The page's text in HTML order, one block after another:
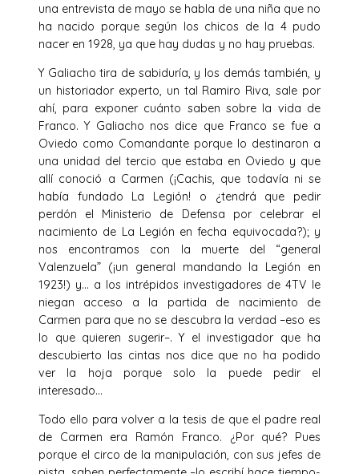
una entrevista de mayo se habla de una niña que no
ha nacido porque según los chicos de la 4 pudo
nacer en 1928, ya que hay dudas y no hay pruebas.
Y Galiacho tira de sabiduría, y los demás también, y
un historiador experto, un tal Ramiro Riva, sale por
ahí, para exponer cuánto saben sobre la vida de
Franco. Y Galiacho nos dice que Franco se fue a
Oviedo como Comandante porque lo destinaron a
una unidad del tercio que estaba en Oviedo y que
allí conoció a Carmen (¡Cachis, que todavía ni se
había fundado La Legión! o ¿tendrá que pedir
perdón el Ministerio de Defensa por celebrar el
nacimiento de La Legión en fecha equivocada?); y
nos encontramos con la muerte del “general
Valenzuela” (¡un general mandando la Legión en
1923!) y… a los intrépidos investigadores de 4TV le
niegan acceso a la partida de nacimiento de
Carmen para que no se descubra la verdad –eso es
lo que quieren sugerir–. Y el investigador que ha
descubierto las cintas nos dice que no ha podido
ver la hoja porque solo la puede pedir el
interesado…
Todo ello para volver a la tesis de que el padre real
de Carmen era Ramón Franco. ¿Por qué? Pues
porque el circo de la manipulación, con sus jefes de